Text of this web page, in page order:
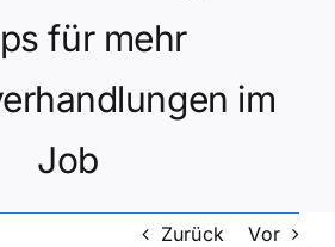
für mehr
im
Job
Zurück Vor